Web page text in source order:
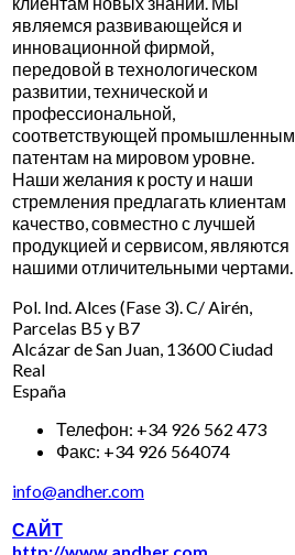
являемся развивающейся и
инновационной фирмой,
передовой в технологическом
развитии, технической и
профессиональной,
соответствующей промышленным
патентам на мировом уровне.
Наши желания к росту и наши
стремления предлагать клиентам
качество, совместно с лучшей
продукцией и сервисом, являются
нашими отличительными чертами.
Pol. Ind. Alces (Fase 3). C/ Airén,
Parcelas B5 y B7
Alcázar de San Juan, 13600Ciudad
Real
España
Телефон: +34 926 562 473
Факс: +34 926 564074
info@andher.com
САЙТ